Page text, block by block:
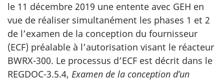
le 11 décembre 2019 une entente avec GEH en
vue de réaliser simultanément les phases 1 et 2
de l’examen de la conception du fournisseur
(ECF) préalable à l’autorisation visant le réacteur
BWRX-300. Le processus d’ECF est décrit dans le
REGDOC-3.5.4, Examen de la conception d’un